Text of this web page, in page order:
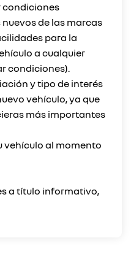
condiciones
de las marcas
para la
a cualquier
condiciones).
y tipo de interés
vehículo, ya que
más importantes
vehículo al momento
a título informativo,